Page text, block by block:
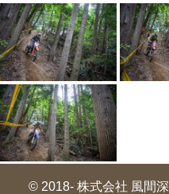
© 2018- 株式会社 風間